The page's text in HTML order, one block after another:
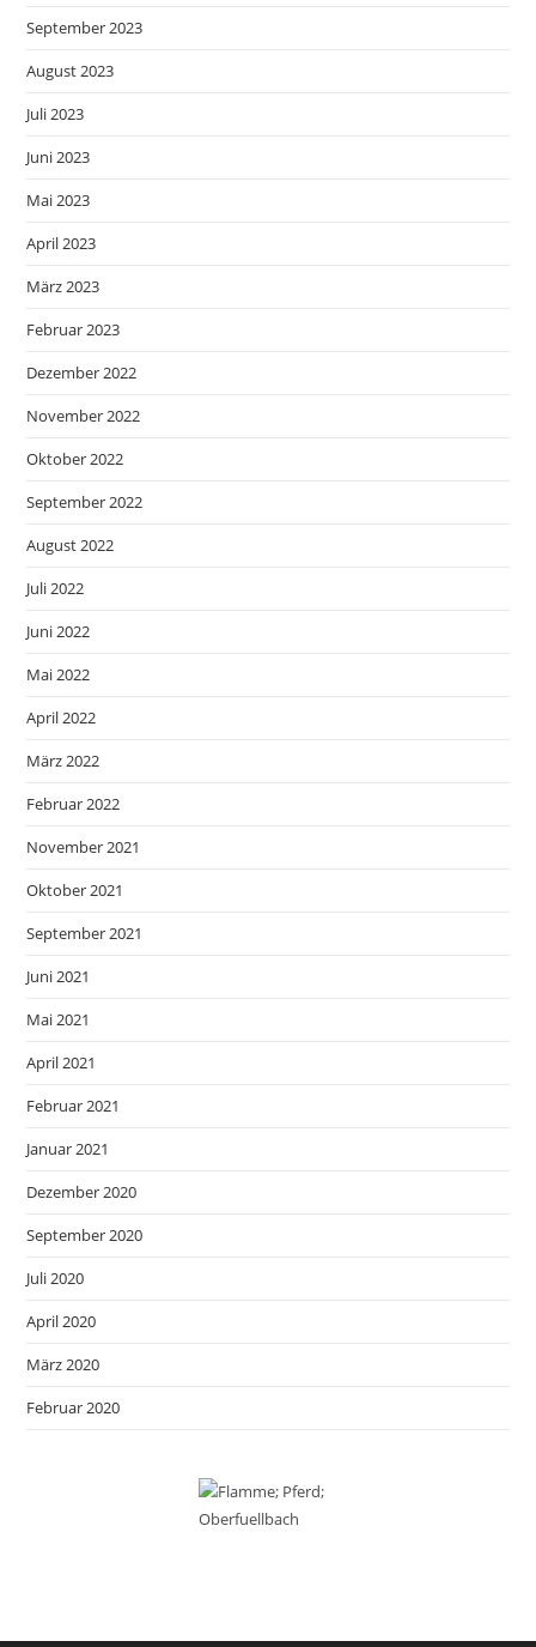
September 2023
August 2023
Juli 2023
Juni 2023
Mai 2023
April 2023
März 2023
Februar 2023
Dezember 2022
November 2022
Oktober 2022
September 2022
August 2022
Juli 2022
Juni 2022
Mai 2022
April 2022
März 2022
Februar 2022
November 2021
Oktober 2021
September 2021
Juni 2021
Mai 2021
April 2021
Februar 2021
Januar 2021
Dezember 2020
September 2020
Juli 2020
April 2020
März 2020
Februar 2020